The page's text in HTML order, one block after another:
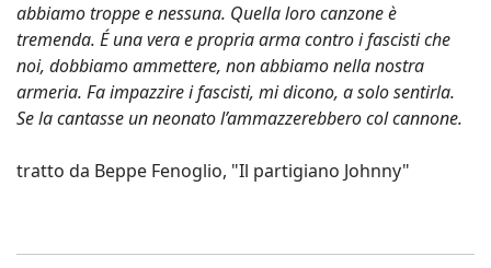
abbiamo troppe e nessuna. Quella loro canzone è
tremenda. É una vera e propria arma contro i fascisti che
noi, dobbiamo ammettere, non abbiamo nella nostra
armeria. Fa impazzire i fascisti, mi dicono, a solo sentirla.
Se la cantasse un neonato l’ammazzerebbero col cannone.
tratto da Beppe Fenoglio, "Il partigiano Johnny"